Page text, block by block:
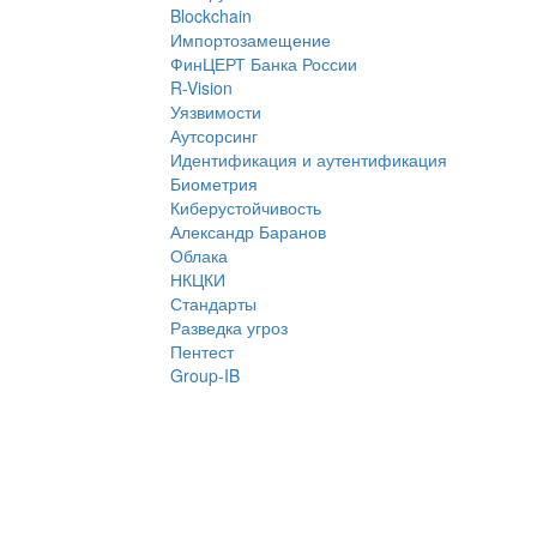
Blockchain
Импортозамещение
ФинЦЕРТ Банка России
R-Vision
Уязвимости
Аутсорсинг
Идентификация и аутентификация
Биометрия
Киберустойчивость
Александр Баранов
Облака
НКЦКИ
Стандарты
Разведка угроз
Пентест
Group-IB